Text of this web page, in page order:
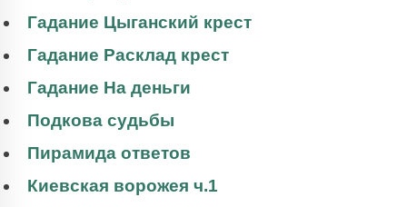
Гадание Цыганский крест
Гадание Расклад крест
Гадание На деньги
Подкова судьбы
Пирамида ответов
Киевская ворожея ч.1